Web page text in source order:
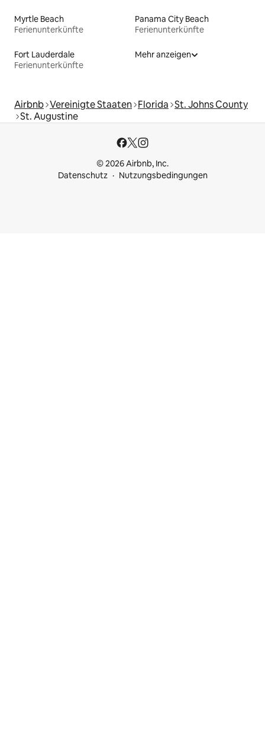
Myrtle Beach
Ferienunterkünfte
Panama City Beach
Ferienunterkünfte
Fort Lauderdale
Ferienunterkünfte
Mehr anzeigen
Airbnb Vereinigte Staaten Florida St. Johns County
St. Augustine
© 2026 Airbnb, Inc.
Datenschutz
Nutzungsbedingungen